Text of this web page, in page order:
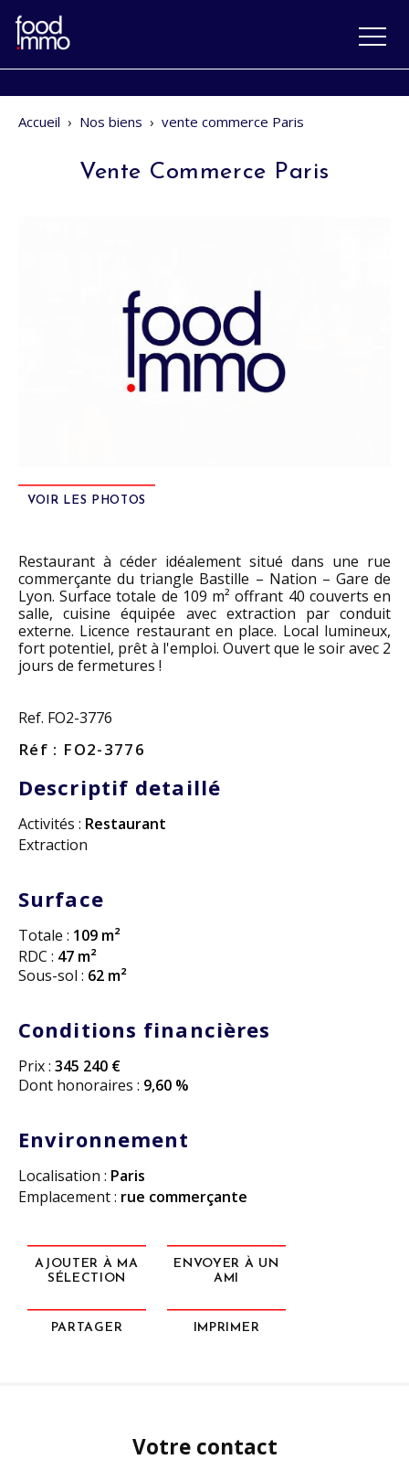
Accueil › Nos biens › vente commerce Paris
Vente Commerce Paris
VOIR LES PHOTOS
Restaurant à céder idéalement situé dans une rue
commerçante du triangle Bastille – Nation – Gare de
Lyon. Surface totale de 109 m² offrant 40 couverts en
salle, cuisine équipée avec extraction par conduit
externe. Licence restaurant en place. Local lumineux,
fort potentiel, prêt à l'emploi. Ouvert que le soir avec 2
jours de fermetures !
Ref. FO2-3776
Réf : FO2-3776
Descriptif detaillé
Activités : Restaurant
Extraction
Surface
Totale : 109 m²
RDC : 47 m²
Sous-sol : 62 m²
Conditions financières
Prix : 345 240 €
Dont honoraires : 9,60 %
Environnement
Localisation : Paris
Emplacement : rue commerçante
AJOUTER À MA
SÉLECTION
ENVOYER À UN
AMI
PARTAGER IMPRIMER
Votre contact